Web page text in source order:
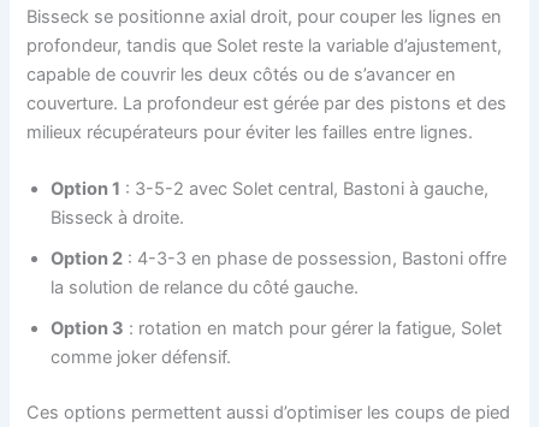
Bisseck se positionne axial droit, pour couper les lignes en
profondeur, tandis que Solet reste la variable d’ajustement,
capable de couvrir les deux côtés ou de s’avancer en
couverture. La profondeur est gérée par des pistons et des
milieux récupérateurs pour éviter les failles entre lignes.
Option 1 : 3-5-2 avec Solet central, Bastoni à gauche,
Bisseck à droite.
Option 2 : 4-3-3 en phase de possession, Bastoni offre
la solution de relance du côté gauche.
Option 3 : rotation en match pour gérer la fatigue, Solet
comme joker défensif.
Ces options permettent aussi d’optimiser les coups de pied